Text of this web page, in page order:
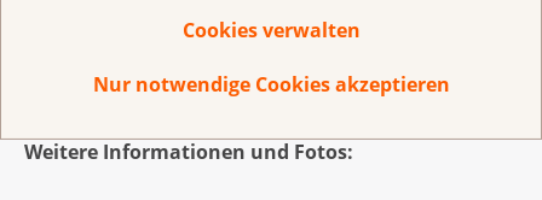
Cookies verwalten
Nur notwendige Cookies akzeptieren
Prävention und Früherkennung, aber auch für die
Weitere Informationen und Fotos: